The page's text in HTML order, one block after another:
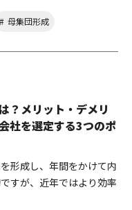
母集団形成
？メリット・デメリ
社を選定する3つのポ
形成し、年間をかけて内
すが、近年ではより効率